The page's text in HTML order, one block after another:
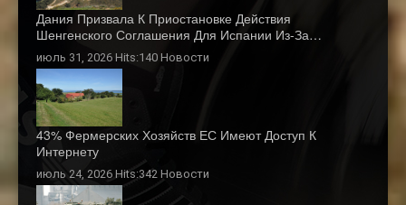
Дания Призвала К Приостановке Действия
Шенгенского Соглашения Для Испании Из-За…
июль 31, 2026 Hits:140 Новости
43% Фермерских Хозяйств ЕС Имеют Доступ К
Интернету
июль 24, 2026 Hits:342 Новости